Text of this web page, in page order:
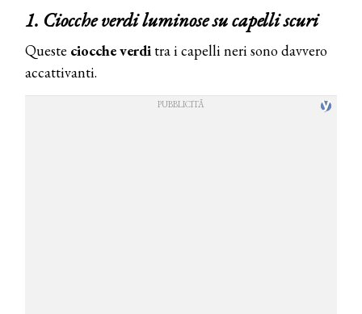
1. Ciocche verdi luminose su capelli scuri
Queste ciocche verditra i capelli neri sono davvero
accattivanti.